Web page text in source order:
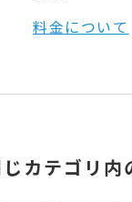
料金について
カテゴリ内